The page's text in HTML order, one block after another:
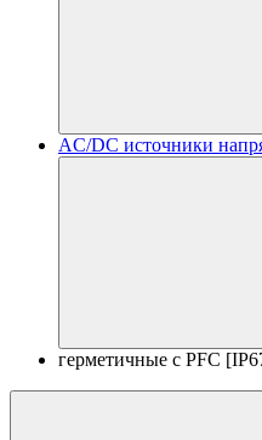
AC/DC источники
герметичные с PFC